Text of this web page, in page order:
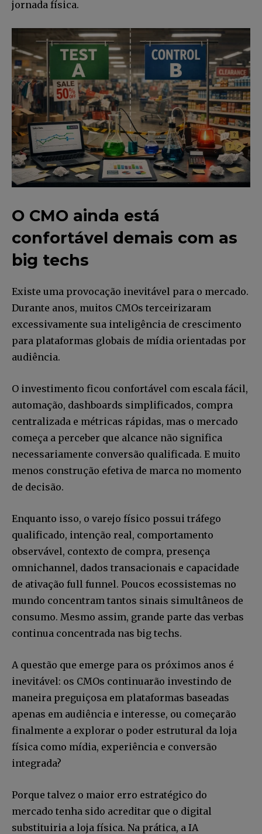
jornada física.
O CMO ainda está
confortável demais com as
big techs
Existe uma provocação inevitável para o mercado.
Durante anos, muitos CMOs terceirizaram
excessivamente sua inteligência de crescimento
para plataformas globais de mídia orientadas por
audiência.
O investimento ficou confortável com escala fácil,
automação, dashboards simplificados, compra
centralizada e métricas rápidas, mas o mercado
começa a perceber que alcance não significa
necessariamente conversão qualificada. E muito
menos construção efetiva de marca no momento
de decisão.
Enquanto isso, o varejo físico possui tráfego
qualificado, intenção real, comportamento
observável, contexto de compra, presença
omnichannel, dados transacionais e capacidade
de ativação full funnel. Poucos ecossistemas no
mundo concentram tantos sinais simultâneos de
consumo. Mesmo assim, grande parte das verbas
continua concentrada nas big techs.
A questão que emerge para os próximos anos é
inevitável: os CMOs continuarão investindo de
maneira preguiçosa em plataformas baseadas
apenas em audiência e interesse, ou começarão
finalmente a explorar o poder estrutural da loja
física como mídia, experiência e conversão
integrada?
Porque talvez o maior erro estratégico do
mercado tenha sido acreditar que o digital
substituiria a loja física. Na prática, a IA